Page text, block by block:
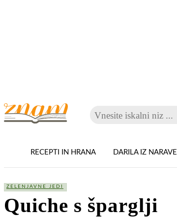
Vnesite iskalni niz ...
RECEPTI IN HRANA DARILA IZ NARAVE
ZELENJAVNE JEDI
Quiche s šparglji